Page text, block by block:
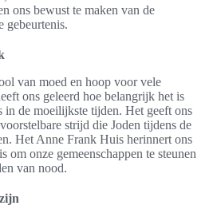
ons bewust te maken van de
gebeurtenis.
van moed en hoop voor vele
ons geleerd hoe belangrijk het is
in de moeilijkste tijden. Het geeft ons
strijd die Joden tijdens de
Het Anne Frank Huis herinnert ons
om onze gemeenschappen te steunen
van nood.